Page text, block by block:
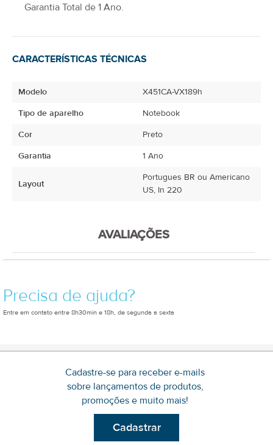
Garantia Total de 1 Ano.
CARACTERÍSTICAS TÉCNICAS
Modelo
X451CA-VX189h
Tipo de aparelho
Notebook
Cor
Preto
Garantia
1 Ano
Layout
Portugues BR ou Americano
US, In 220
AVALIAÇÕES
Precisa de ajuda?
Entre em contato entre 8h30min e 18h, de segunda a sexta
Cadastre-se para receber e-mails
sobre lançamentos de produtos,
promoções e muito mais!
Cadastrar